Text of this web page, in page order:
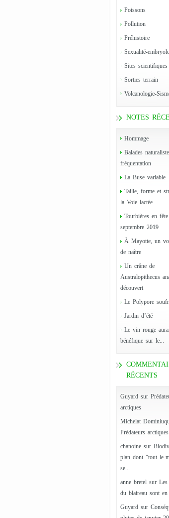
Poissons
Pollution
Préhistoire
Sexualité-
Sites scientifiques
Sorties terrain
Volcanologie-
NOTES
Hommage
Balades
fréquentation
La Buse variable
Taille, forme et
la Voie lactée
Tourbières en
septembre 2019
À Mayotte, un
de naître
Un crâne de
Australopithecus
découvert
Le Polypore
Jardin d’été
Le vin rouge
bénéfique sur le...
RÉCENTS
Guyard sur
arctiques
Michelat
Prédateurs arctiques
chanoine sur
plan dont "tout le
se...
anne bretelsur
du blaireau sont en
Guyard sur